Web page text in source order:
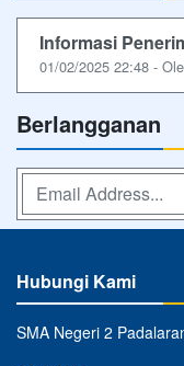
Informasi
01/02/2025 22:48 -
Berlangganan
Hubungi Kami
SMA Negeri 2